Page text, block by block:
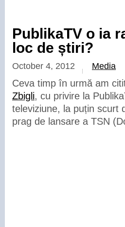
PublikaTV o ia
loc de știri?
October 4, 2012 Media
Ceva timp în urmă am
Zbigli, cu privire la
televiziune, la puțin scurt
prag de lansare a TSN